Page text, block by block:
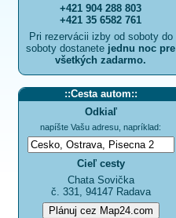
+421 904 288 803
+421 35 6582 761
Pri rezervácii izby od soboty do
soboty dostanete jednu noc pre
všetkých zadarmo.
::Cesta autom::
Odkiaľ
napíšte Vašu adresu, napríklad:
Cieľ cesty
Chata Sovička
č. 331, 94147 Radava